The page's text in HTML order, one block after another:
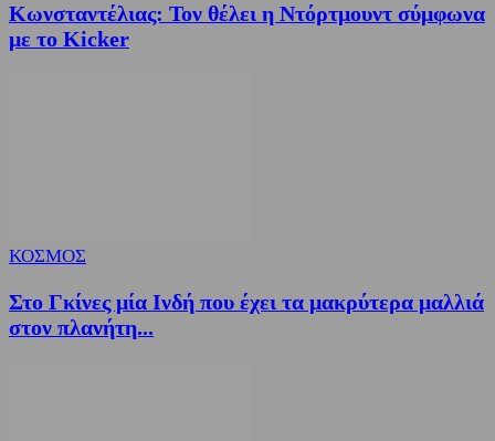
Κωνσταντέλιας: Τον θέλει η Ντόρτμουντ σύμφωνα
με το Kicker
ΚΟΣΜΟΣ
Στο Γκίνες μία Ινδή που έχει τα μακρύτερα μαλλιά
στον πλανήτη...